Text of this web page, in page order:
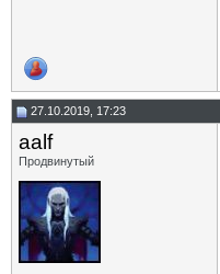
27.10.2019, 17:23
aalf
Продвинутый